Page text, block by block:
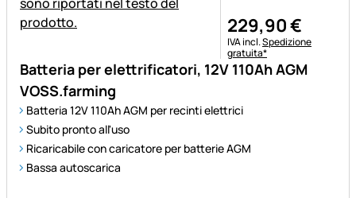
Batteria per elettrificatori, 12V 110Ah AGM
VOSS.farming
Batteria 12V 110Ah AGM per recinti elettrici
Subito pronto all'uso
Ricaricabile con caricatore per batterie AGM
Bassa autoscarica
229,90€
Informazioni fiscali:
IVA incl.Spedizione
gratuita*